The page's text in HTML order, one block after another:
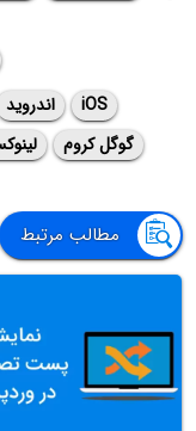
iOS
اندروید
گوگل کروم
مطالب مرتبط